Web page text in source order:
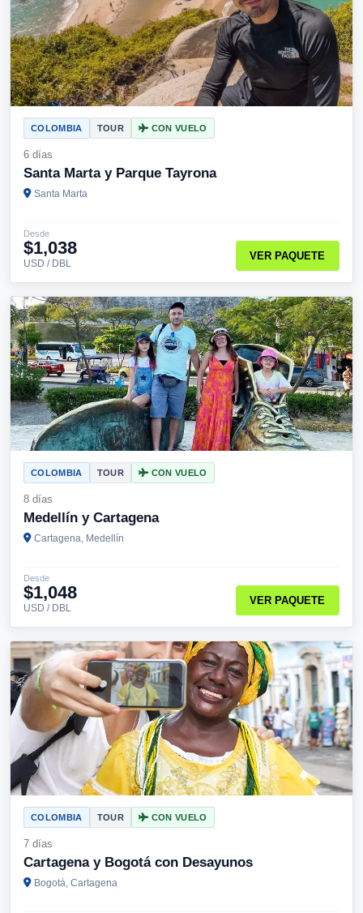
COLOMBIA TOUR CON VUELO
6 días
Santa Marta y Parque Tayrona
Santa Marta
Desde
$1,038
USD / DBL
VER PAQUETE
COLOMBIA TOUR CON VUELO
8 días
Medellín y Cartagena
Cartagena, Medellín
Desde
$1,048
USD / DBL
VER PAQUETE
COLOMBIA TOUR CON VUELO
7 días
Cartagena y Bogotá con Desayunos
Bogotá, Cartagena